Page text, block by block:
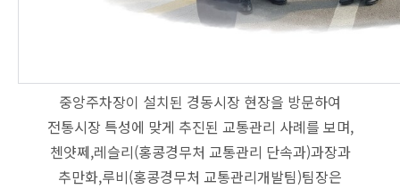
중앙주차장이 설치된 경동시장 현장을 방문하여
전통시장 특성에 맞게 추진된 교통관리 사례를 보며,
첸얏쩨,레슬리(홍콩경무처 교통관리 단속과)과장과
추만화,루비(홍콩경무처 교통관리개발팀)팀장은